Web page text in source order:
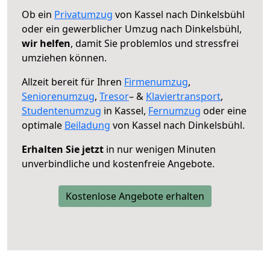
Ob ein Privatumzug von Kassel nach Dinkelsbühl
oder ein gewerblicher Umzug nach Dinkelsbühl,
wir helfen, damit Sie problemlos und stressfrei
umziehen können.
Allzeit bereit für Ihren Firmenumzug,
Seniorenumzug, Tresor– & Klaviertransport,
Studentenumzug in Kassel, Fernumzug oder eine
optimale Beiladung von Kassel nach Dinkelsbühl.
Erhalten Sie jetzt in nur wenigen Minuten
unverbindliche und kostenfreie Angebote.
Kostenlose Angebote erhalten